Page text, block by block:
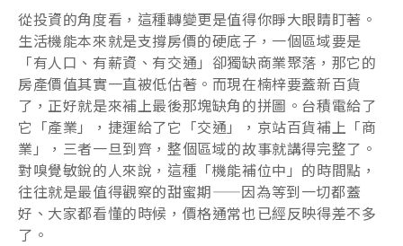
從投資的角度看，這種轉變更是值得你睜大眼睛盯著。
生活機能本來就是支撐房價的硬底子，一個區域要是
「有人口、有薪資、有交通」卻獨缺商業聚落，那它的
房產價值其實一直被低估著。而現在楠梓要蓋新百貨
了，正好就是來補上最後那塊缺角的拼圖。台積電給了
它「產業」，捷運給了它「交通」，京站百貨補上「商
業」，三者一旦到齊，整個區域的故事就講得完整了。
對嗅覺敏銳的人來說，這種「機能補位中」的時間點，
往往就是最值得觀察的甜蜜期——因為等到一切都蓋
好、大家都看懂的時候，價格通常也已經反映得差不多
了。